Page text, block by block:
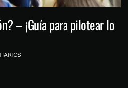
– ¡Guía para pilotear lo